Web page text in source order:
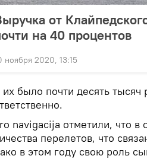
от
на 40 процентов
ноября 2020, 13:15
их было почти десять
navigacija отметили, что в
перелетов, что
в этом году свою роль